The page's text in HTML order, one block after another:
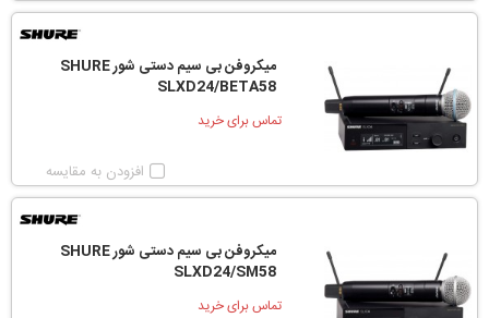
میکروفن بی سیم دستی شور SHURE
SLXD24/BETA58
تماس برای خرید
افزودن به مقایسه
میکروفن بی سیم دستی شور SHURE
SLXD24/SM58
تماس برای خرید